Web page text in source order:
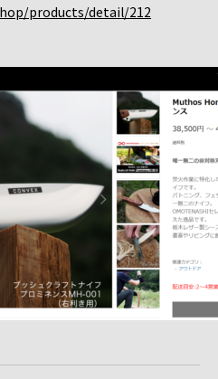
products/detail/212